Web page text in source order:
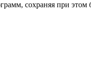
сохраняя при этом